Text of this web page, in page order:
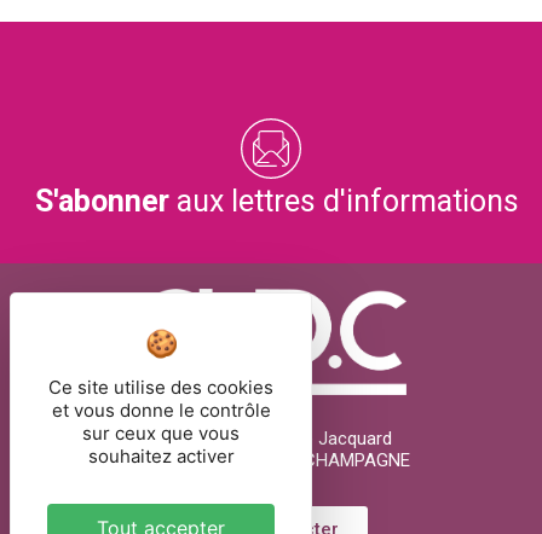
S'abonner aux lettres d'informations
26 rue Joseph Marie Jacquard
51000 CHÂLONS-EN-CHAMPAGNE
Nous contacter
Ce site utilise des cookies
et vous donne le contrôle
sur ceux que vous
souhaitez activer
Tout accepter